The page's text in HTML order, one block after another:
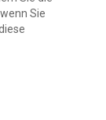
Sie